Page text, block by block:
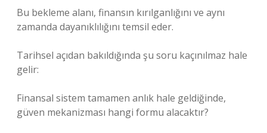
Bu bekleme alanı, finansın kırılganlığını ve aynı
zamanda dayanıklılığını temsil eder.
Tarihsel açıdan bakıldığında şu soru kaçınılmaz hale
gelir:
Finansal sistem tamamen anlık hale geldiğinde,
güven mekanizması hangi formu alacaktır?